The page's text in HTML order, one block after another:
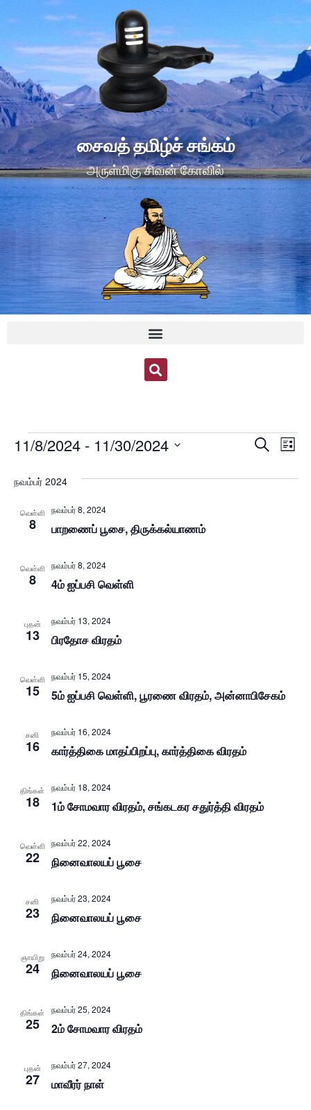
சைவத் தமிழ்ச் சங்கம்
அருள்மிகு சிவன் கோவில்
Search
List
11/8/2024 - 11/30/2024
நவம்பர் 2024
வெள்ளி
8 பாறணைப் பூசை, திருக்கல்யாணம்
நவம்பர் 8, 2024
வெள்ளி
8 4ம் ஐப்பசி வெள்ளி
நவம்பர் 8, 2024
புதன்
13 பிரதோச விரதம்
நவம்பர் 13, 2024
வெள்ளி
15 5ம் ஐப்பசி வெள்ளி, பூரணை விரதம், அன்னாபிசேகம்
நவம்பர் 15, 2024
சனி
16 கார்த்திகை மாதப்பிறப்பு, கார்த்திகை விரதம்
நவம்பர் 16, 2024
திங்கள்
18 1ம் சோமவார விரதம், சங்கடகர சதுர்த்தி விரதம்
நவம்பர் 18, 2024
வெள்ளி
22 நினைவாலயப் பூசை
நவம்பர் 22, 2024
சனி
23 நினைவாலயப் பூசை
நவம்பர் 23, 2024
ஞாயிறு
24 நினைவாலயப் பூசை
நவம்பர் 24, 2024
திங்கள்
25 2ம் சோமவார விரதம்
நவம்பர் 25, 2024
புதன்
27 மாவீரர் நாள்
நவம்பர் 27, 2024